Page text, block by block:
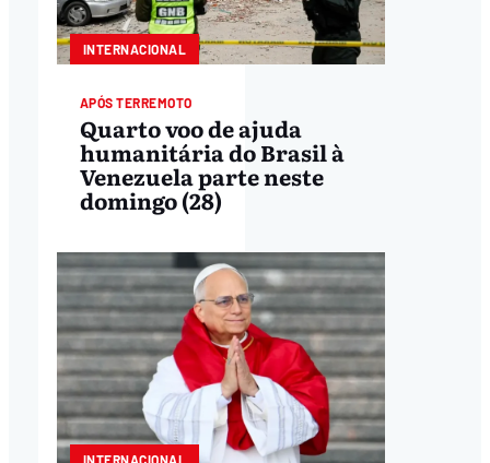
INTERNACIONAL
APÓS TERREMOTO
Quarto voo de ajuda
humanitária do Brasil à
Venezuela parte neste
domingo (28)
INTERNACIONAL